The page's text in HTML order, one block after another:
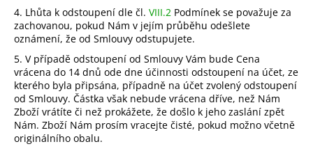
4. Lhůta k odstoupení dle čl. VIII.2 Podmínek se považuje za
zachovanou, pokud Nám v jejím průběhu odešlete
oznámení, že od Smlouvy odstupujete.
5. V případě odstoupení od Smlouvy Vám bude Cena
vrácena do 14 dnů ode dne účinnosti odstoupení na účet, ze
kterého byla připsána, případně na účet zvolený odstoupení
od Smlouvy. Částka však nebude vrácena dříve, než Nám
Zboží vrátíte či než prokážete, že došlo k jeho zaslání zpět
Nám. Zboží Nám prosím vracejte čisté, pokud možno včetně
originálního obalu.